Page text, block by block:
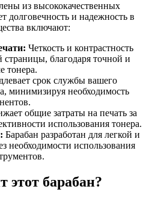
из высококачественных
долговечность и надежность в
включают:
Четкость и контрастность
страницы, благодаря точной и
тонера.
срок службы вашего
минимизируя необходимость
общие затраты на печать за
использования тонера.
Барабан разработан для легкой и
необходимости использования
этот барабан?